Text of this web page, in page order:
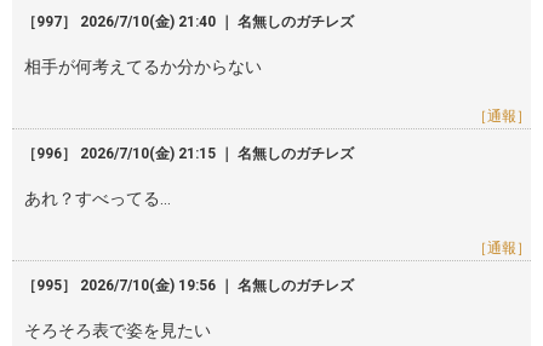
［997］ 2026/7/10(金) 21:40 ｜ 名無しのガチレズ
相手が何考えてるか分からない
［通報］
［996］ 2026/7/10(金) 21:15 ｜ 名無しのガチレズ
あれ？すべってる…
［通報］
［995］ 2026/7/10(金) 19:56 ｜ 名無しのガチレズ
そろそろ表で姿を見たい